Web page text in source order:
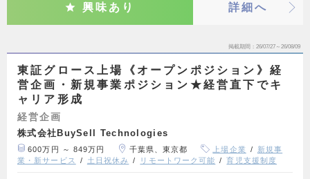
興味あり 詳細へ
掲載期間 26/07/27～26/08/09
東証グロース上場《オープンポジション》経
営企画・新規事業ポジション★経営直下でキ
ャリア形成
経営企画
株式会社BuySell Technologies
600万円 ～ 849万円 千葉県、東京都 上場企業
新規事
業・新サービス
土日祝休み リモートワーク可能 育児支援制度